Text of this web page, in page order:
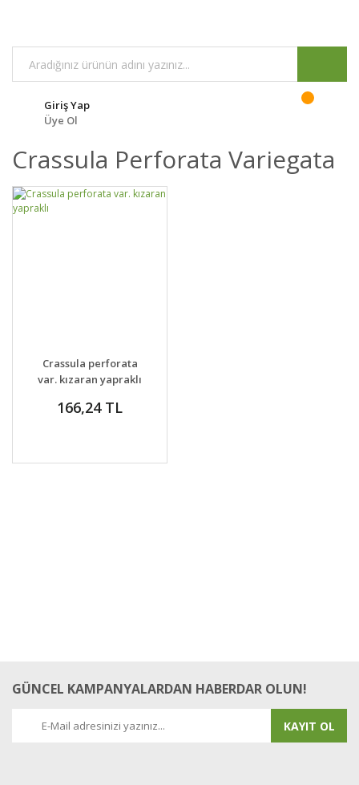
Giriş Yap
Üye Ol
Crassula Perforata Variegata
DETAYLAR
VER
Crassula perforata
var. kızaran yapraklı
166,24 TL
GÜNCEL KAMPANYALARDAN HABERDAR OLUN!
KAYIT OL